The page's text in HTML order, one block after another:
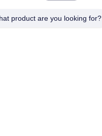
product are you looking for?